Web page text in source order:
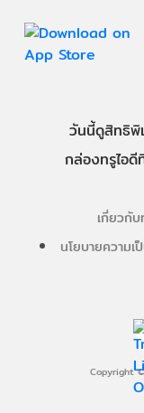
Copyright
วันนี้ดูสิทธิพิ
กล่องทรูไอดี
เกี่ยวกั
นโยบายความ